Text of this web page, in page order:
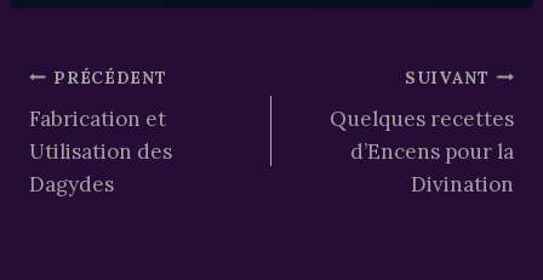
publication :
Navigation
de
l’article
PRÉCÉDENT
Fabrication et
Utilisation des
Dagydes
SUIVANT
Quelques recettes
d’Encens pour la
Divination